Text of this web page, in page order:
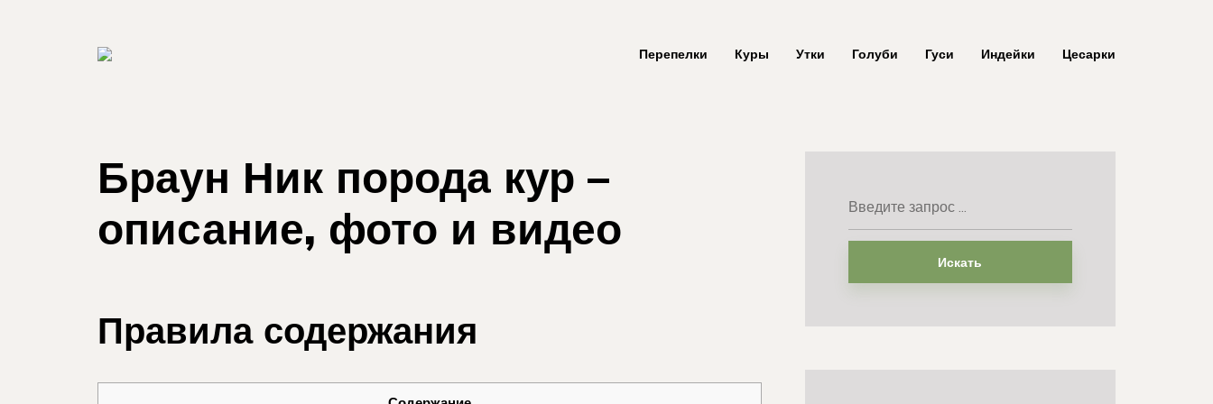
Перепелки Куры Утки Голуби Гуси Индейки Цесарки
Браун Ник порода кур –
описание, фото и видео
Правила содержания
Искать